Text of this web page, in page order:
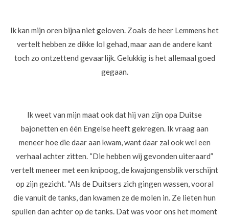
Ik kan mijn oren bijna niet geloven. Zoals de heer Lemmens het
vertelt hebben ze dikke lol gehad, maar aan de andere kant
toch zo ontzettend gevaarlijk. Gelukkig is het allemaal goed
gegaan.
Ik weet van mijn maat ook dat hij van zijn opa Duitse
bajonetten en één Engelse heeft gekregen. Ik vraag aan
meneer hoe die daar aan kwam, want daar zal ook wel een
verhaal achter zitten. “Die hebben wij gevonden uiteraard”
vertelt meneer met een knipoog, de kwajongensblik verschijnt
op zijn gezicht. “Als de Duitsers zich gingen wassen, vooral
die vanuit de tanks, dan kwamen ze de molen in. Ze lieten hun
spullen dan achter op de tanks. Dat was voor ons het moment